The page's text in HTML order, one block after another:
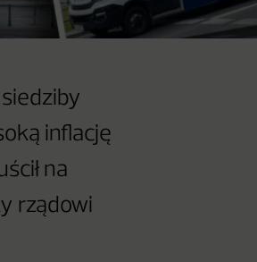
inflację
na
rządowi